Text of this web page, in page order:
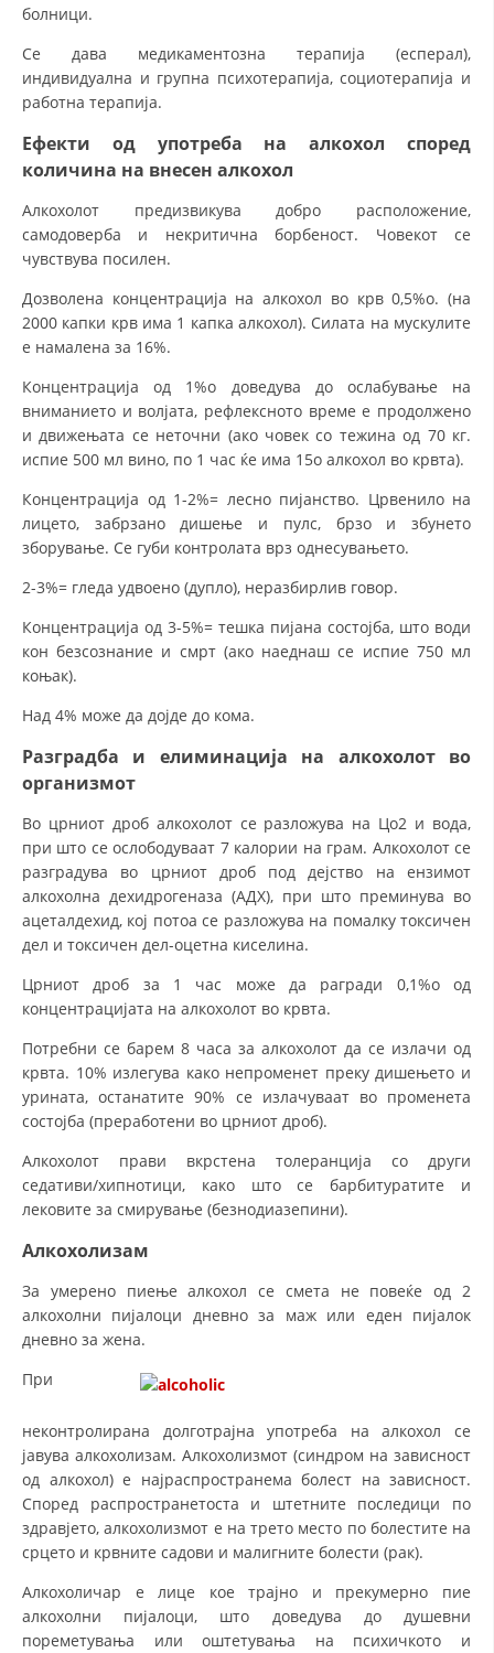
болници.
Се дава медикаментозна терапија (есперал),
индивидуална и групна психотерапија, социотерапија и
работна терапија.
Ефекти од употреба на алкохол според
количина на внесен алкохол
Алкохолот предизвикува добро расположение,
самодоверба и некритична борбеност. Човекот се
чувствува посилен.
Дозволена концентрација на алкохол во крв 0,5%о. (на
2000 капки крв има 1 капка алкохол). Силата на мускулите
е намалена за 16%.
Концентрација од 1%о доведува до ослабување на
вниманието и волјата, рефлексното време е продолжено
и движењата се неточни (ако човек со тежина од 70 кг.
испие 500 мл вино, по 1 час ќе има 15о алкохол во крвта).
Концентрација од 1-2%= лесно пијанство. Црвенило на
лицето, забрзано дишење и пулс, брзо и збунето
зборување. Се губи контролата врз однесувањето.
2-3%= гледа удвоено (дупло), неразбирлив говор.
Концентрација од 3-5%= тешка пијана состојба, што води
кон безсознание и смрт (ако наеднаш се испие 750 мл
коњак).
Над 4% може да дојде до кома.
Разградба и елиминација на алкохолот во
организмот
Во црниот дроб алкохолот се разложува на Цо2 и вода,
при што се ослободуваат 7 калории на грам. Алкохолот се
разградува во црниот дроб под дејство на ензимот
алкохолна дехидрогеназа (АДХ), при што преминува во
ацеталдехид, кој потоа се разложува на помалку токсичен
дел и токсичен дел-оцетна киселина.
Црниот дроб за 1 час може да рагради 0,1%о од
концентрацијата на алкохолот во крвта.
Потребни се барем 8 часа за алкохолот да се излачи од
крвта. 10% излегува како непроменет преку дишењето и
урината, останатите 90% се излачуваат во променета
состојба (преработени во црниот дроб).
Алкохолот прави вкрстена толеранција со други
седативи/хипнотици, како што се барбитуратите и
лековите за смирување (безнодиазепини).
Алкохолизам
За умерено пиење алкохол се смета не повеќе од 2
алкохолни пијалоци дневно за маж или еден пијалок
дневно за жена.
При
неконтролирана долготрајна употреба на алкохол се
јавува алкохолизам. Алкохолизмот (синдром на зависност
од алкохол) е најраспространема болест на зависност.
Според распространетоста и штетните последици по
здравјето, алкохолизмот е на трето место по болестите на
срцето и крвните садови и малигните болести (рак).
Алкохоличар е лице кое трајно и прекумерно пие
алкохолни пијалоци, што доведува до душевни
пореметувања или оштетувања на психичкото и